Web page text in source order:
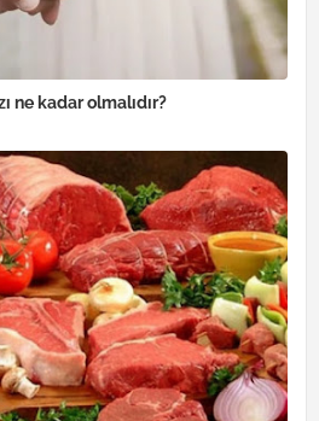
ne kadar olmalıdır?